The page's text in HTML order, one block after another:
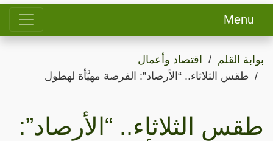
Menu
بوابة القلم
اقتصاد وأعمال
طقس الثلاثاء.. “الأرصاد”: الفرصة مهيَّأة لهطول
طقس الثلاثاء.. “الأرصاد”: